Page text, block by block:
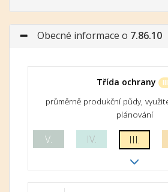
Obecné informace o 7.86.10
Třída ochrany III
průměrně produkční půdy,
plánování
V. IV. III.